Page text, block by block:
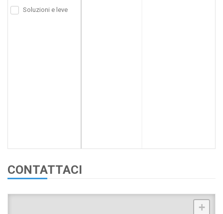
Soluzioni e leve
CONTATTACI
+